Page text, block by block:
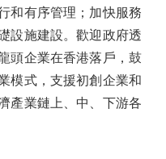
和有序管理；加快服務
設施建設。歡迎政府透
頭企業在香港落戶，鼓
模式，支援初創企業和
產業鏈上、中、下游各